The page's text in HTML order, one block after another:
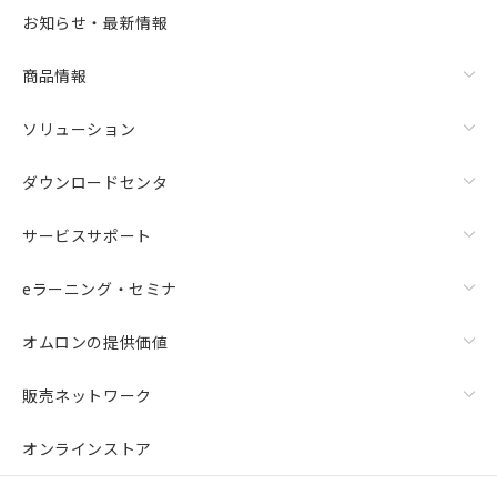
お知らせ・最新情報
商品情報
ソリューション
ダウンロードセンタ
サービスサポート
eラーニング・セミナ
オムロンの提供価値
販売ネットワーク
オンラインストア